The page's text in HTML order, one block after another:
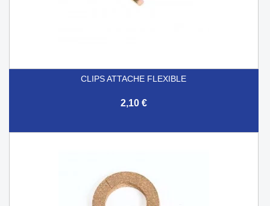
CLIPS ATTACHE FLEXIBLE
2,10 €